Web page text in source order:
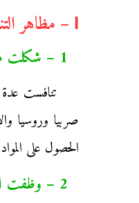
І – مظاهر التنافس الإمبريالي في القرن 19م ومطلع القرن 20م:
1 – شكلت منطقتي البلقان وشمال إفريقيا أهم مناطق التنافس:
تنافست عدة
صربيا وروسيا
الحصول على
2 – وظفت الدول الأوربية أساليب متعددة في إطار تنافسها الاستعماري: